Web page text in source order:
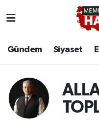
Gündem Siyaset